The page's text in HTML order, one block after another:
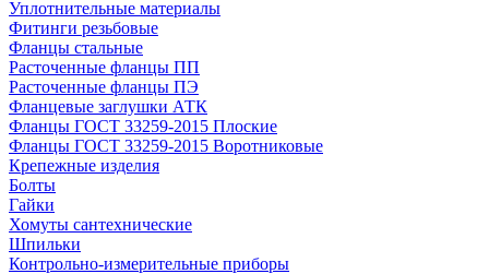
Уплотнительные материалы
Фитинги резьбовые
Фланцы стальные
Расточенные фланцы ПП
Расточенные фланцы ПЭ
Фланцевые заглушки АТК
Фланцы ГОСТ 33259-2015 Плоские
Фланцы ГОСТ 33259-2015 Воротниковые
Крепежные изделия
Болты
Гайки
Хомуты сантехнические
Шпильки
Контрольно-измерительные приборы